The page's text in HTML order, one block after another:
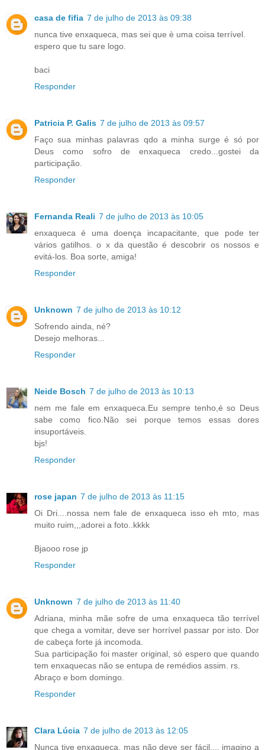
casa de fifia 7 de julho de 2013 às 09:38
nunca tive enxaqueca, mas sei que è uma coisa terrível.
espero que tu sare logo.
baci
Responder
Patricia P. Galis 7 de julho de 2013 às 09:57
Faço sua minhas palavras qdo a minha surge é só por
Deus como sofro de enxaqueca credo...gostei da
participação.
Responder
Fernanda Reali 7 de julho de 2013 às 10:05
enxaqueca é uma doença incapacitante, que pode ter
vários gatilhos. o x da questão é descobrir os nossos e
evitá-los. Boa sorte, amiga!
Responder
Unknown 7 de julho de 2013 às 10:12
Sofrendo ainda, né?
Desejo melhoras...
Responder
Neide Bosch 7 de julho de 2013 às 10:13
nem me fale em enxaqueca.Eu sempre tenho,é so Deus
sabe como fico.Não sei porque temos essas dores
insuportáveis.
bjs!
Responder
rose japan 7 de julho de 2013 às 11:15
Oi Dri....nossa nem fale de enxaqueca isso eh mto, mas
muito ruim,,,adorei a foto..kkkk
Bjaooo rose jp
Responder
Unknown 7 de julho de 2013 às 11:40
Adriana, minha mãe sofre de uma enxaqueca tão terrível
que chega a vomitar, deve ser horrível passar por isto. Dor
de cabeça forte já incomoda.
Sua participação foi master original, só espero que quando
tem enxaquecas não se entupa de remédios assim. rs.
Abraço e bom domingo.
Responder
Clara Lúcia 7 de julho de 2013 às 12:05
Nunca tive enxaqueca, mas não deve ser fácil.... imagino a